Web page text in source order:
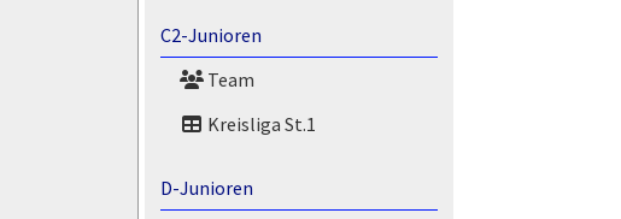
C2-Junioren
Team
Kreisliga St.1
D-Junioren